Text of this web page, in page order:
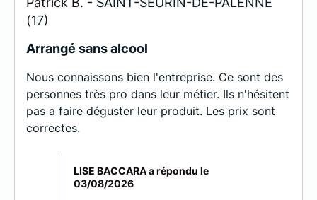
(17)
Arrangé sans alcool
Nous connaissons bien l'entreprise. Ce sont des
personnes très pro dans leur métier. Ils n'hésitent
pas a faire déguster leur produit. Les prix sont
correctes.
LISE BACCARA a répondu le
03/08/2026